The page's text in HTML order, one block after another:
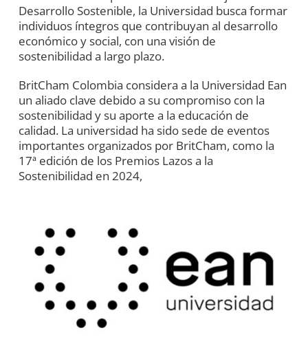
Desarrollo Sostenible, la Universidad busca formar
individuos íntegros que contribuyan al desarrollo
económico y social, con una visión de
sostenibilidad a largo plazo.
BritCham Colombia considera a la Universidad Ean
un aliado clave debido a su compromiso con la
sostenibilidad y su aporte a la educación de
calidad. La universidad ha sido sede de eventos
importantes organizados por BritCham, como la
17ª edición de los Premios Lazos a la
Sostenibilidad en 2024,